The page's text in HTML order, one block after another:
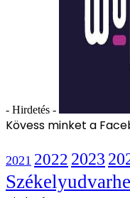
- Hirdetés -
Kövess minket a
2021 2022 2023